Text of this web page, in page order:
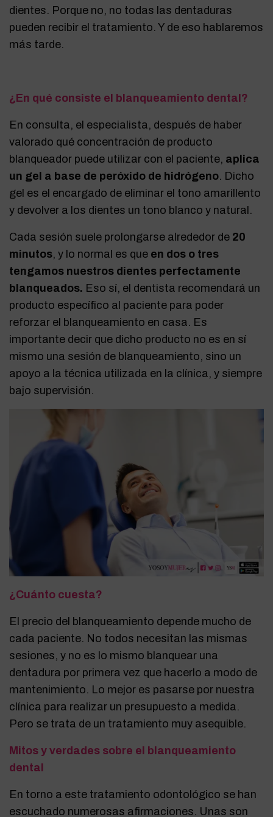
dientes. Porque no, no todas las dentaduras
pueden recibir el tratamiento. Y de eso hablaremos
más tarde.
¿En qué consiste el blanqueamiento dental?
En consulta, el especialista, después de haber
valorado qué concentración de producto
blanqueador puede utilizar con el paciente, aplica
un gel a base de peróxido de hidrógeno. Dicho
gel es el encargado de eliminar el tono amarillento
y devolver a los dientes un tono blanco y natural.
Cada sesión suele prolongarse alrededor de 20
minutos, y lo normal es que en dos o tres
tengamos nuestros dientes perfectamente
blanqueados. Eso sí, el dentista recomendará un
producto específico al paciente para poder
reforzar el blanqueamiento en casa. Es
importante decir que dicho producto no es en sí
mismo una sesión de blanqueamiento, sino un
apoyo a la técnica utilizada en la clínica, y siempre
bajo supervisión.
¿Cuánto cuesta?
El precio del blanqueamiento depende mucho de
cada paciente. No todos necesitan las mismas
sesiones, y no es lo mismo blanquear una
dentadura por primera vez que hacerlo a modo de
mantenimiento. Lo mejor es pasarse por nuestra
clínica para realizar un presupuesto a medida.
Pero se trata de un tratamiento muy asequible.
Mitos y verdades sobre el blanqueamiento
dental
En torno a este tratamiento odontológico se han
escuchado numerosas afirmaciones. Unas son